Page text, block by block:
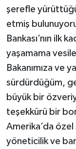
şerefle
etmiş
Bankası’nın ilk
yaşamama
Bakanımıza ve
sürdürdüğüm,
büyük bir
teşekkürü bir
Amerika’da özel
yöneticilik ve